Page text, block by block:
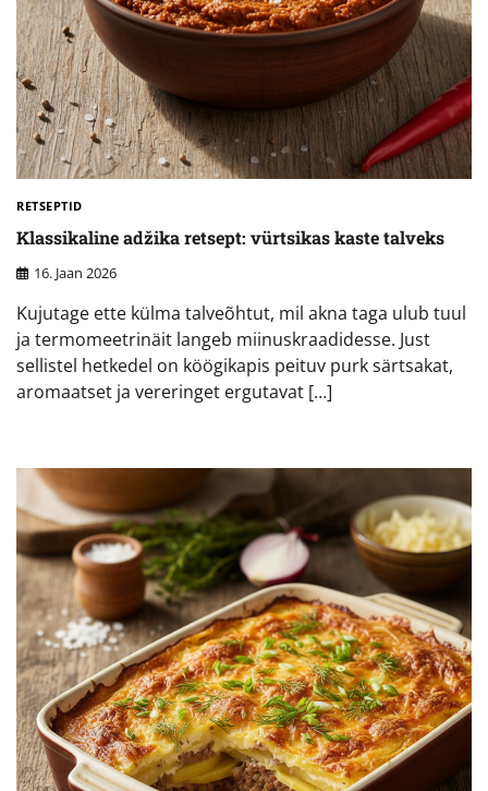
RETSEPTID
Klassikaline adžika retsept: vürtsikas kaste talveks
16. Jaan 2026
Kujutage ette külma talveõhtut, mil akna taga ulub tuul
ja termomeetrinäit langeb miinuskraadidesse. Just
sellistel hetkedel on köögikapis peituv purk särtsakat,
aromaatset ja vereringet ergutavat […]